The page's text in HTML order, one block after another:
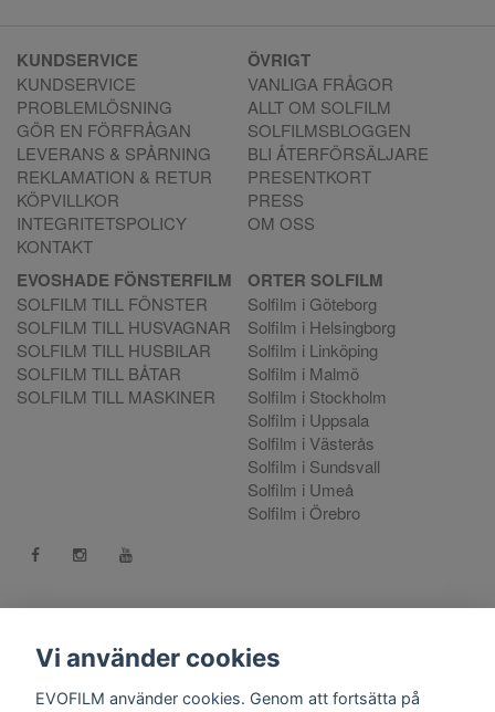
KUNDSERVICE
KUNDSERVICE
PROBLEMLÖSNING
GÖR EN FÖRFRÅGAN
LEVERANS & SPÅRNING
REKLAMATION & RETUR
KÖPVILLKOR
INTEGRITETSPOLICY
KONTAKT
ÖVRIGT
VANLIGA FRÅGOR
ALLT OM SOLFILM
SOLFILMSBLOGGEN
BLI ÅTERFÖRSÄLJARE
PRESENTKORT
PRESS
OM OSS
EVOSHADE FÖNSTERFILM
SOLFILM TILL FÖNSTER
SOLFILM TILL HUSVAGNAR
SOLFILM TILL HUSBILAR
SOLFILM TILL BÅTAR
SOLFILM TILL MASKINER
ORTER SOLFILM
Solfilm i Göteborg
Solfilm i Helsingborg
Solfilm i Linköping
Solfilm i Malmö
Solfilm i Stockholm
Solfilm i Uppsala
Solfilm i Västerås
Solfilm i Sundsvall
Solfilm i Umeå
Solfilm i Örebro
Kontakt:mejla oss. Vill du göra en reklamation använd vår
28 Helsingborg.
Vi använder cookies
EVOFILM använder cookies. Genom att fortsätta på